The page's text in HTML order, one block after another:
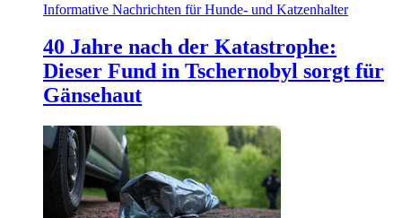
Informative Nachrichten für Hunde- und Katzenhalter
40 Jahre nach der Katastrophe:
Dieser Fund in Tschernobyl sorgt für
Gänsehaut